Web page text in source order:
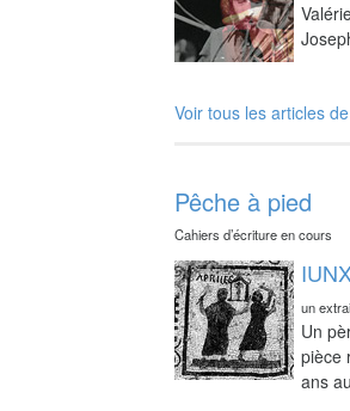
Voir tous les articles
Pêche à pied
Cahiers d’écriture en cours
un
Un
pièce
ans